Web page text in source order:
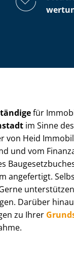
für
im Sinne
von Heid
und vom
angefertigt.
Darüber
zu Ihrer